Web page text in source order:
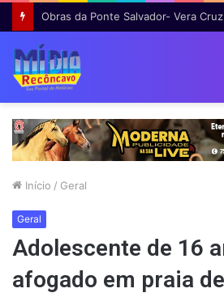
Início / Geral
Geral
Adolescente de 16
afogado em praia